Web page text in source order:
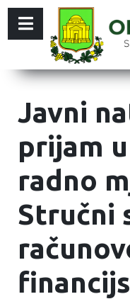
Javni
prijam
radno
Stručni